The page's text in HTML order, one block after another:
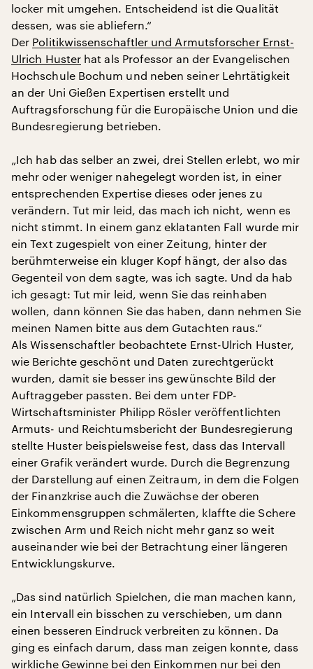
locker mit umgehen. Entscheidend ist die Qualität
dessen, was sie abliefern.“
Der Politikwissenschaftler und Armutsforscher Ernst-
Ulrich Huster hat als Professor an der Evangelischen
Hochschule Bochum und neben seiner Lehrtätigkeit
an der Uni Gießen Expertisen erstellt und
Auftragsforschung für die Europäische Union und die
Bundesregierung betrieben.
„Ich hab das selber an zwei, drei Stellen erlebt, wo mir
mehr oder weniger nahegelegt worden ist, in einer
entsprechenden Expertise dieses oder jenes zu
verändern. Tut mir leid, das mach ich nicht, wenn es
nicht stimmt. In einem ganz eklatanten Fall wurde mir
ein Text zugespielt von einer Zeitung, hinter der
berühmterweise ein kluger Kopf hängt, der also das
Gegenteil von dem sagte, was ich sagte. Und da hab
ich gesagt: Tut mir leid, wenn Sie das reinhaben
wollen, dann können Sie das haben, dann nehmen Sie
meinen Namen bitte aus dem Gutachten raus.“
Als Wissenschaftler beobachtete Ernst-Ulrich Huster,
wie Berichte geschönt und Daten zurechtgerückt
wurden, damit sie besser ins gewünschte Bild der
Auftraggeber passten. Bei dem unter FDP-
Wirtschaftsminister Philipp Rösler veröffentlichten
Armuts- und Reichtumsbericht der Bundesregierung
stellte Huster beispielsweise fest, dass das Intervall
einer Grafik verändert wurde. Durch die Begrenzung
der Darstellung auf einen Zeitraum, in dem die Folgen
der Finanzkrise auch die Zuwächse der oberen
Einkommensgruppen schmälerten, klaffte die Schere
zwischen Arm und Reich nicht mehr ganz so weit
auseinander wie bei der Betrachtung einer längeren
Entwicklungskurve.
„Das sind natürlich Spielchen, die man machen kann,
ein Intervall ein bisschen zu verschieben, um dann
einen besseren Eindruck verbreiten zu können. Da
ging es einfach darum, dass man zeigen konnte, dass
wirkliche Gewinne bei den Einkommen nur bei den